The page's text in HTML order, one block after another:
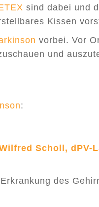
sind dabei und
Kissen
vorbei. Vor
und
:
Scholl, dPV-
des